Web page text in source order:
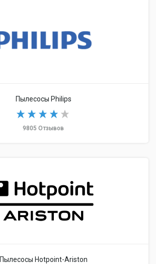
Пылесосы Philips
9805 Отзывов
Пылесосы Hotpoint-Ariston